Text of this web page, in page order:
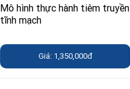
Mô hình thực hành tiêm truyền
tĩnh mạch
Giá: 1,350,000đ